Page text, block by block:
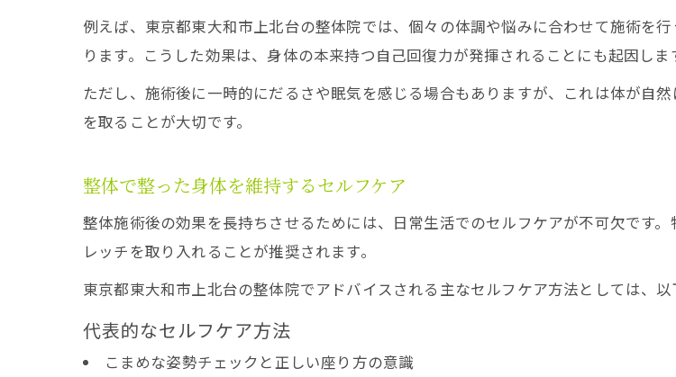
例えば、東京都東大和市上北台の整体院では、個々の体調や悩みに合わせて施術を
ります。こうした効果は、身体の本来持つ自己回復力が発揮されることにも起因しま
ただし、施術後に一時的にだるさや眠気を感じる場合もありますが、これは体が自
を取ることが大切です。
整体で整った身体を維持するセルフケア
整体施術後の効果を長持ちさせるためには、日常生活でのセルフケアが不可欠です
レッチを取り入れることが推奨されます。
東京都東大和市上北台の整体院でアドバイスされる主なセルフケア方法としては、以
代表的なセルフケア方法
こまめな姿勢チェックと正しい座り方の意識